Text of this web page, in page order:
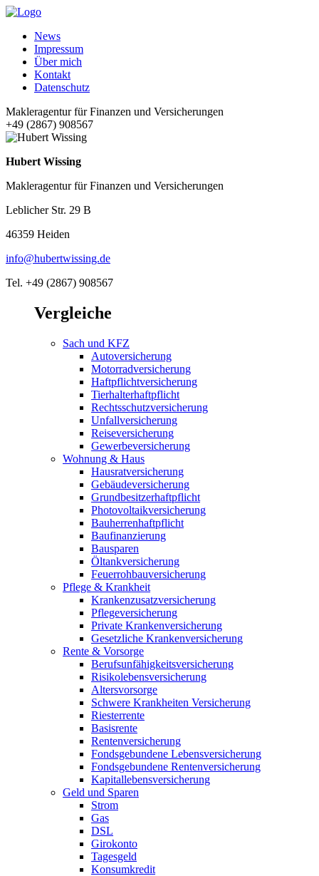
News
Impressum
Über mich
Kontakt
Datenschutz
Makleragentur für Finanzen und Versicherungen
+49 (2867) 908567
Hubert Wissing
Makleragentur für Finanzen und Versicherungen
Leblicher Str. 29 B
46359 Heiden
info@hubertwissing.de
Tel. +49 (2867) 908567
Vergleiche
Sach und KFZ
Autoversicherung
Motorradversicherung
Haftpflichtversicherung
Tierhalterhaftpflicht
Rechtsschutzversicherung
Unfallversicherung
Reiseversicherung
Gewerbeversicherung
Wohnung & Haus
Hausratversicherung
Gebäudeversicherung
Grundbesitzerhaftpflicht
Photovoltaikversicherung
Bauherrenhaftpflicht
Baufinanzierung
Bausparen
Öltankversicherung
Feuerrohbauversicherung
Pflege & Krankheit
Krankenzusatzversicherung
Pflegeversicherung
Private Krankenversicherung
Gesetzliche Krankenversicherung
Rente & Vorsorge
Berufs­unfähigkeitsversicherung
Risikolebensversicherung
Altersvorsorge
Schwere Krankheiten Versicherung
Riesterrente
Basisrente
Rentenversicherung
Fondsgebundene Lebensversicherung
Fondsgebundene Rentenversicherung
Kapitallebensversicherung
Geld und Sparen
Strom
Gas
DSL
Girokonto
Tagesgeld
Konsumkredit